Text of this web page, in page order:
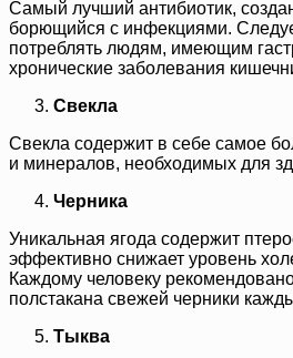
Самый лучший антибиотик,
борющийся с инфекциями.
потреблять людям, имеющим
хронические заболевания
Свекла
Свекла содержит в себе самое
и минералов, необходимых для
Черника
Уникальная ягода содержит
эффективно снижает уровень
Каждому человеку
полстакана свежей черники
Тыква